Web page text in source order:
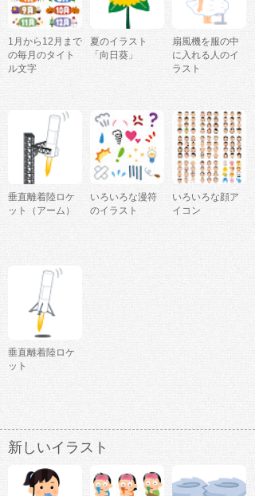
1月から12月まで
の毎月のタイト
ル文字
夏のイラスト
「向日葵」
扇風機を服の中
に入れる人のイ
ラスト
垂直離着陸ロケ
ット（アーム）
いろいろな漫符
のイラスト
いろいろな顔ア
イコン
垂直離着陸ロケ
ット
新しいイラスト